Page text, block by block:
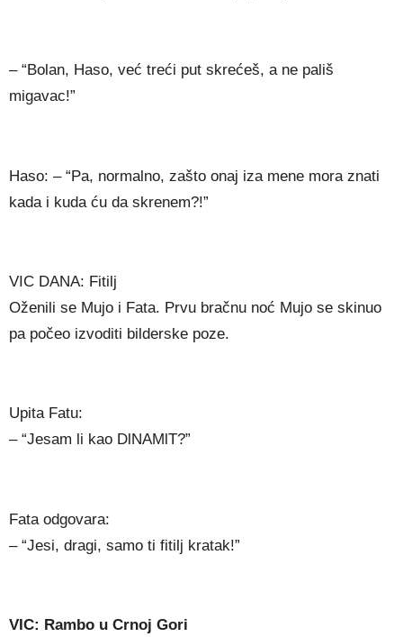
– “Bolan, Haso, već treći put skrećeš, a ne pališ
migavac!”
Haso: – “Pa, normalno, zašto onaj iza mene mora znati
kada i kuda ću da skrenem?!”
VIC DANA: Fitilj
Oženili se Mujo i Fata. Prvu bračnu noć Mujo se skinuo
pa počeo izvoditi bilderske poze.
Upita Fatu:
– “Jesam li kao DlNAMlT?”
Fata odgovara:
– “Jesi, dragi, samo ti fitilj kratak!”
VIC: Rambo u Crnoj Gori